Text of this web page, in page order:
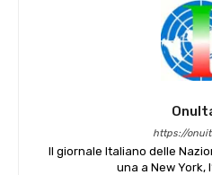
https://
Il giornale Italiano delle
una a New York,